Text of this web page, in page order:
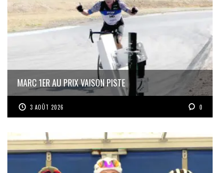
MARC 1ER AU PRIX VAISON PISTE
3 AOÛT 2026 0